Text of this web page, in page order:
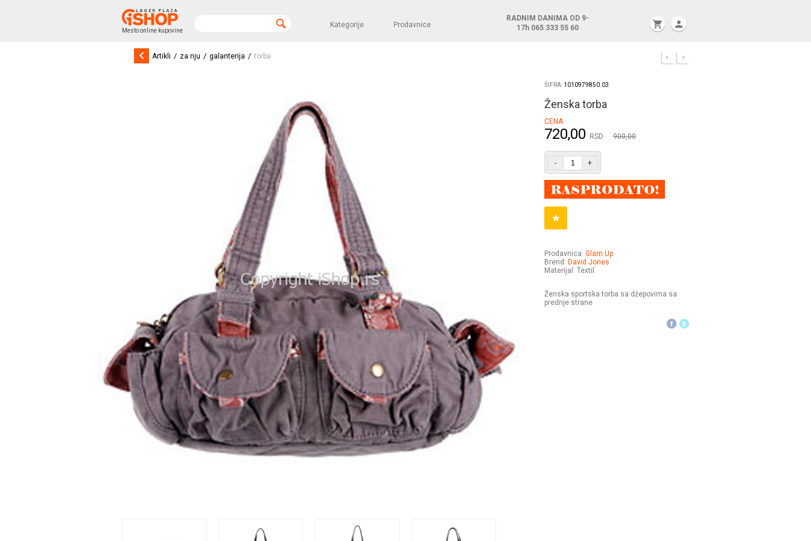
Mesto online kupovine
Kategorije Prodavnice
RADNIM DANIMA OD 9-
17h 065 333 55 60 shopping_cart person
keyboard_arrow_left Artikli / za nju / galanterija / torba
ŠIFRA: 1010979850.03
Ženska torba
CENA
720,00 RSD 900,00
- +
Prodavnica: Glam Up
Brend: David Jones
Materijal: Textil
Ženska sportska torba sa džepovima sa
prednje strane